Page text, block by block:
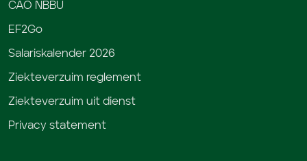
CAO NBBU
EF2Go
Salariskalender 2026
Ziekteverzuim reglement
Ziekteverzuim uit dienst
Privacy statement